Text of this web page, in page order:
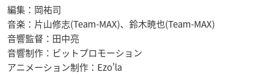
編集：岡祐司
音楽：片山修志(Team-MAX)、鈴木暁也(Team-MAX)
音響監督：田中亮
音響制作：ビットプロモーション
アニメーション制作：Ezo’la